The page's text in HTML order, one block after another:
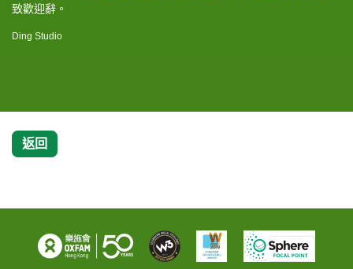
致歡迎辭。
Ding Studio
氣。
Ding Studio
在「樂施毅行者2022」起步禮上致辭。
Ding Studio
將於48小時內橫越100公里麥理浩徑及其他接續路段。
Tony Leung
集人陳智思、財政司副司長黃偉綸、活動首席贊助代表友邦香港及
火連（蓮姐）、樂施會董事會主席張玉堂、樂施會總裁曾迦慧親臨
返回